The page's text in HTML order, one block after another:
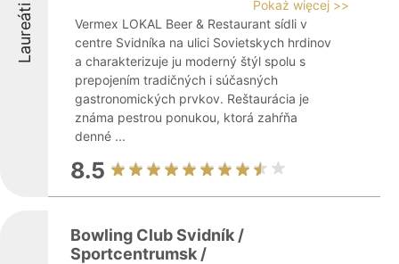
Laureáti
Pokaż więcej >>
Vermex LOKAL Beer & Restaurant sídli v
centre Svidníka na ulici Sovietskych hrdinov
a charakterizuje ju moderný štýl spolu s
prepojením tradičných i súčasných
gastronomických prvkov. Reštaurácia je
známa pestrou ponukou, ktorá zahŕňa
denné ...
8.5
Bowling Club Svidník /
Sportcentrumsk /